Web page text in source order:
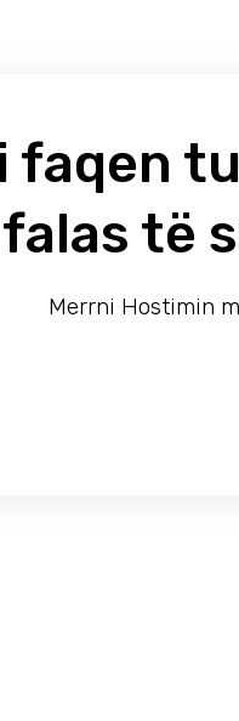
faqen
të
Merrni Hostimin